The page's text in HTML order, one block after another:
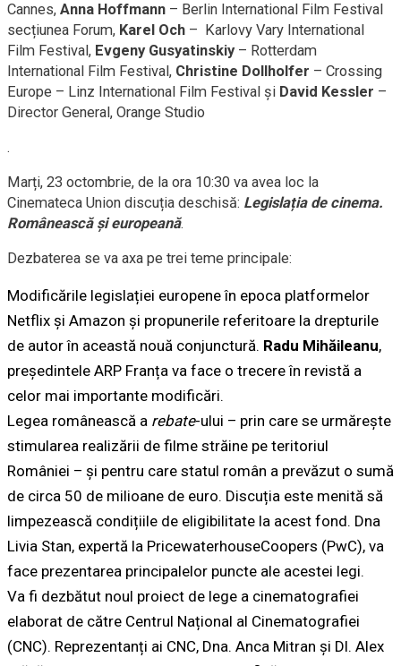
Cannes, Anna Hoffmann – Berlin International Film Festival
secțiunea Forum, Karel Och – Karlovy Vary International
Film Festival, Evgeny Gusyatinskiy– Rotterdam
International Film Festival, Christine Dollholfer – Crossing
Europe – Linz International Film Festival și David Kessler –
Director General, Orange Studio
.
Marți, 23 octombrie, de la ora 10:30 va avea loc la
Cinemateca Union discuția deschisă: Legislația de cinema.
Românească și europeană.
Dezbaterea se va axa pe trei teme principale:
Modificările legislației europene în epoca platformelor
Netflix și Amazon și propunerile referitoare la drepturile
de autor în această nouă conjunctură. Radu Mihăileanu,
președintele ARP Franța va face o trecere în revistă a
celor mai importante modificări.
Legea românească a rebate-ului – prin care se urmărește
stimularea realizării de filme străine pe teritoriul
României – și pentru care statul român a prevăzut o sumă
de circa 50 de milioane de euro. Discuția este menită să
limpezească condițiile de eligibilitate la acest fond. Dna
Livia Stan, expertă la PricewaterhouseCoopers (PwC), va
face prezentarea principalelor puncte ale acestei legi.
Va fi dezbătut noul proiect de lege a cinematografiei
elaborat de către Centrul Național al Cinematografiei
(CNC). Reprezentanți ai CNC, Dna. Anca Mitran și Dl. Alex